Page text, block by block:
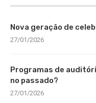
Nova geração de
27/01/2026
Programas de
no passado?
27/01/2026